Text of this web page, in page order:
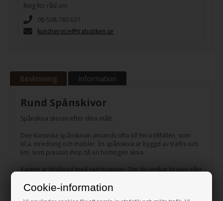
Cookie-information
Ring för råd om
08-508 780 637
kundservice@trabutiken.se
Beskrivning Information
Rund Spånskivor
Spånskiva skuren efter dina mått.
Den klassiska spånskivan används ofta till flera tillfällen, som
bl.a. inredning och möbler. En spånskiva är byggd av träflis och
lim, som pressas ihop till en homogen skiva.
Kanten är finslipad med sandpapper. Om du önskar bruten eller